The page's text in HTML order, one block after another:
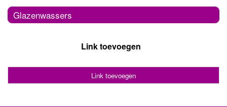
Glazenwassers
Link toevoegen
Link toevoegen